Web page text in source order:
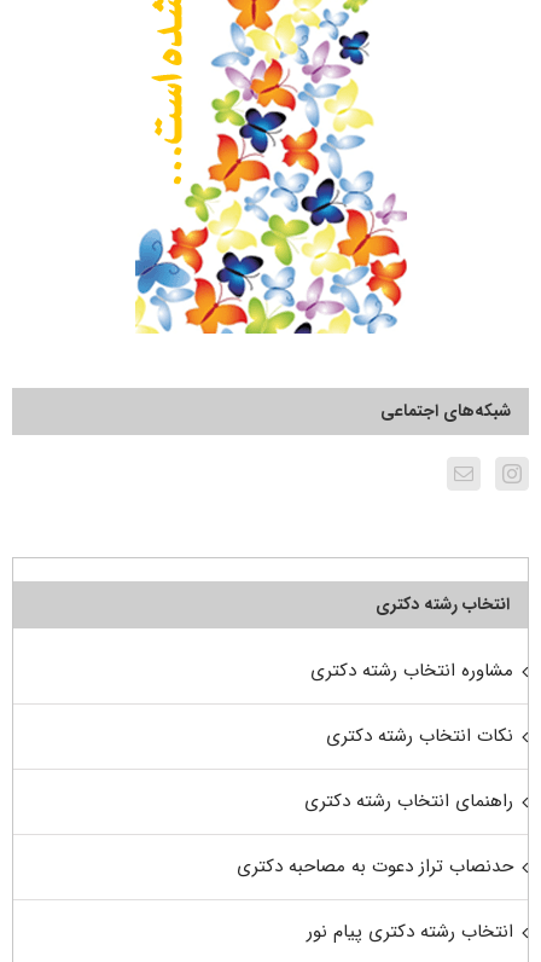
شبکه‌های اجتماعی
انتخاب رشته دکتری
مشاوره انتخاب رشته دکتری
نکات انتخاب رشته دکتری
راهنمای انتخاب رشته دکتری
حدنصاب تراز دعوت به مصاحبه دکتری
انتخاب رشته دکتری پیام نور